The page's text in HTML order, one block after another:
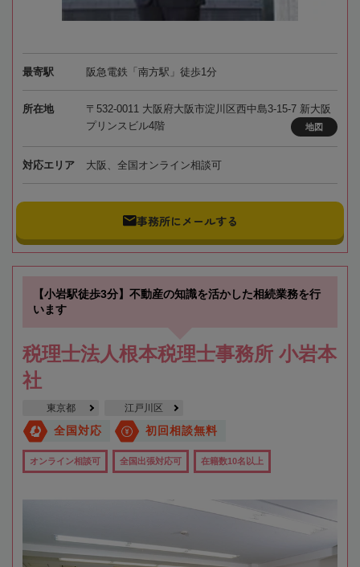
最寄駅 阪急電鉄「南方駅」徒歩1分
所在地
〒532-0011 大阪府大阪市淀川区西中島3-15-7 新大阪
プリンスビル4階
地図
対応エリア 大阪、全国オンライン相談可
事務所にメールする
【小岩駅徒歩3分】不動産の知識を活かした相続業務を行
います
税理士法人根本税理士事務所 小岩本
社
東京都 江戸川区
全国対応 初回相談無料
オンライン相談可 全国出張対応可 在籍数10名以上